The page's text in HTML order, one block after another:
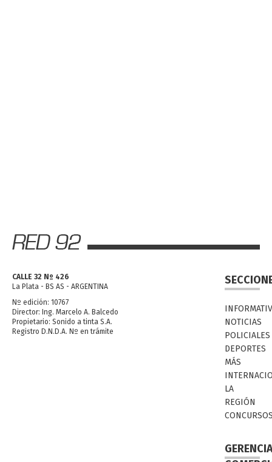
CALLE 32 Nº 426
La Plata - BS AS - ARGENTINA
Nº edición: 10767
Director: Ing. Marcelo A. Balcedo
Propietario: Sonido a tinta S.A.
Registro D.N.D.A. Nº en trámite
NOTICIAS
POLICIALES
DEPORTES
MÁS
LA
REGIÓN